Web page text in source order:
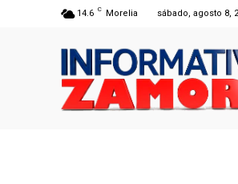
14.6 C Morelia sábado, agosto 8,